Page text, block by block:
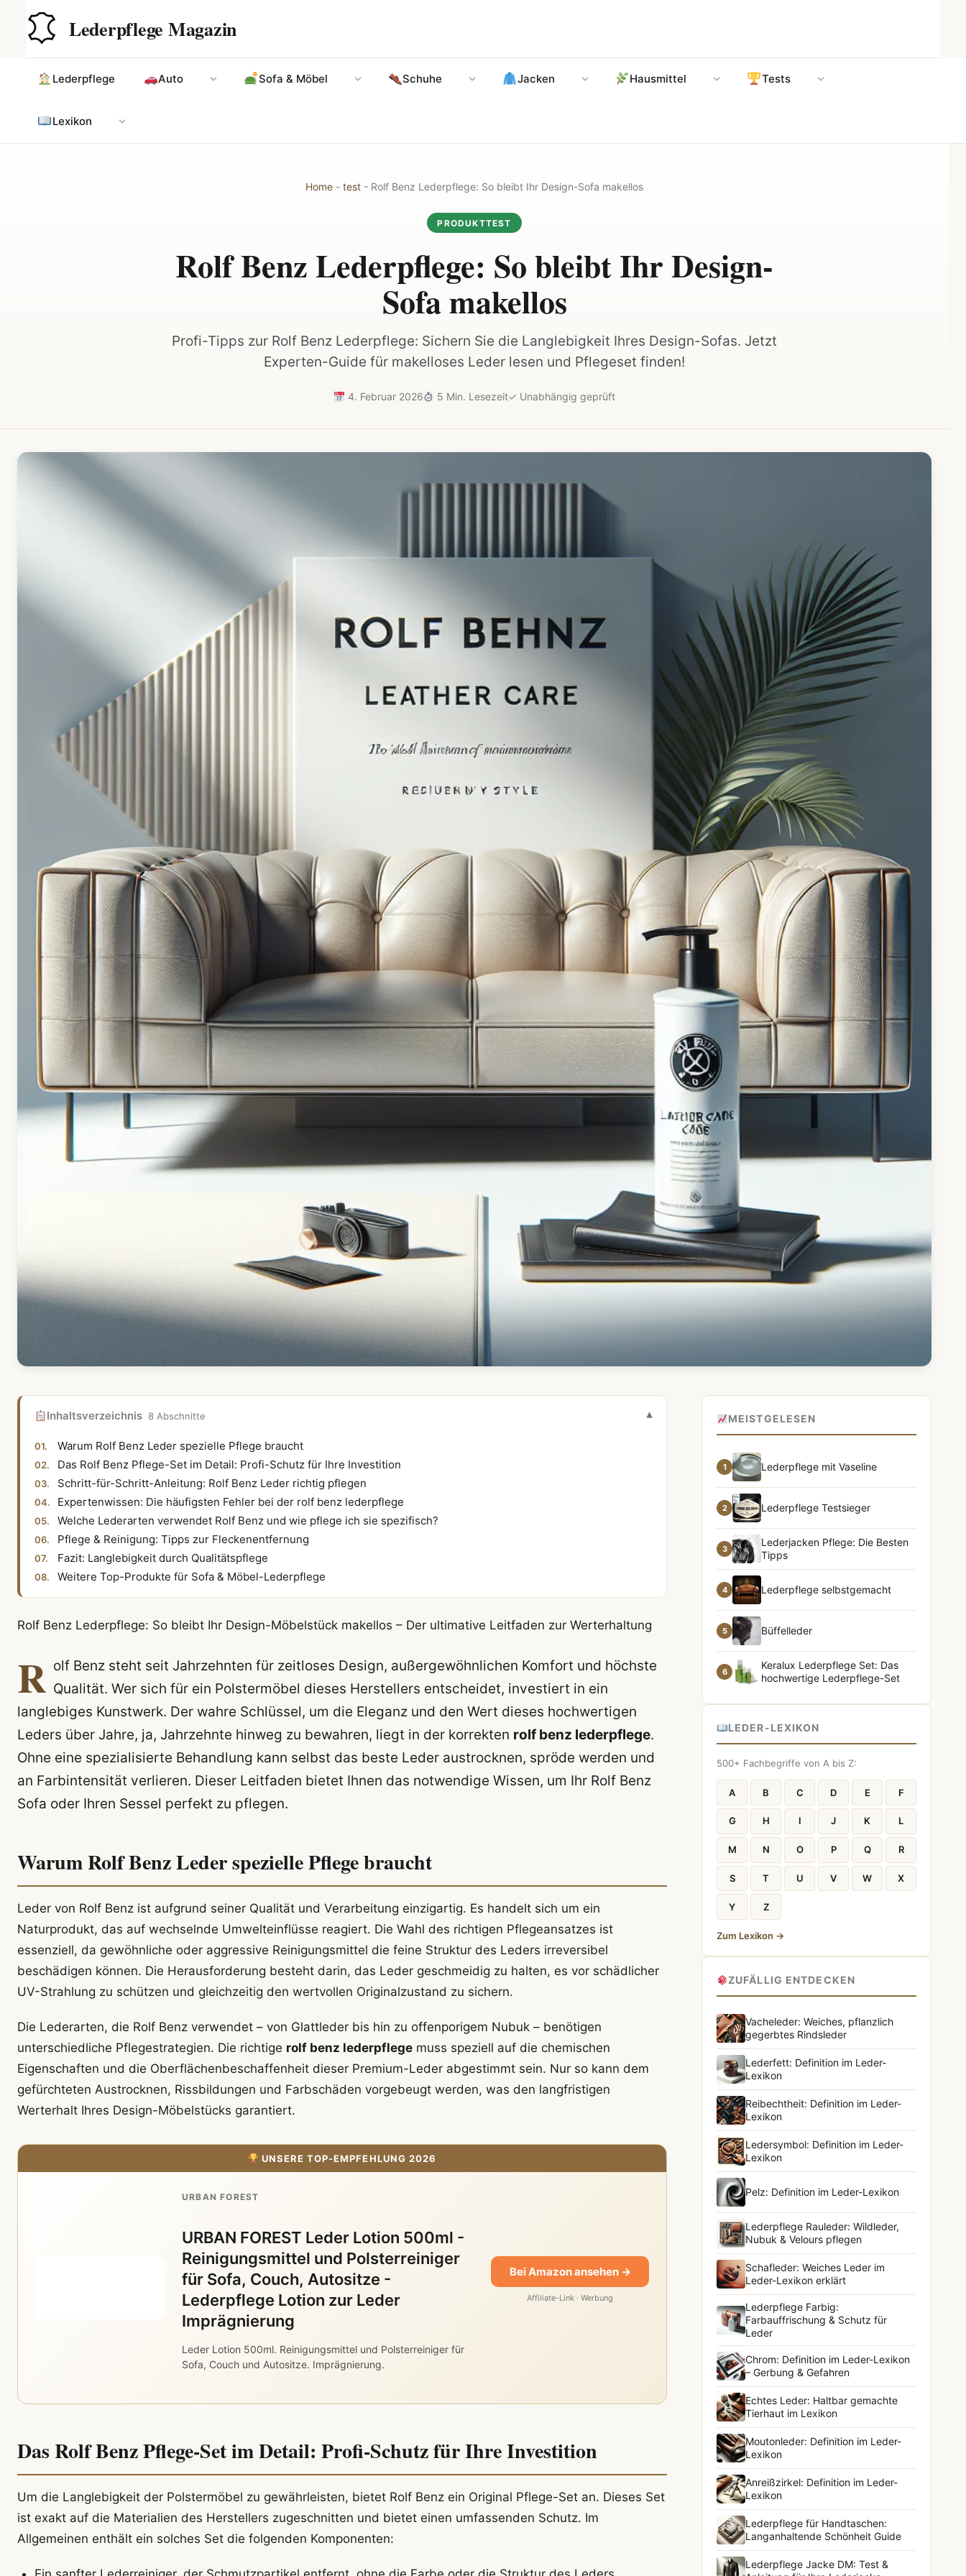
springen
Lederpflege Magazin
Lederpflege Auto Sofa & Möbel Schuhe Jacken Hausmittel Tests
Lexikon
Hauptinhalt
Home - test - Rolf Benz Lederpflege: So bleibt Ihr Design-Sofa makellos
PRODUKTTEST
Rolf Benz Lederpflege: So bleibt Ihr Design-
Sofa makellos
Profi-Tipps zur Rolf Benz Lederpflege: Sichern Sie die Langlebigkeit Ihres Design-Sofas. Jetzt
Experten-Guide für makelloses Leder lesen und Pflegeset finden!
4. Februar 2026 5 Min. Lesezeit✓ Unabhängig geprüft
Inhaltsverzeichnis 8 Abschnitte
Warum Rolf Benz Leder spezielle Pflege braucht
Das Rolf Benz Pflege-Set im Detail: Profi-Schutz für Ihre Investition
Schritt-für-Schritt-Anleitung: Rolf Benz Leder richtig pflegen
Expertenwissen: Die häufigsten Fehler bei der rolf benz lederpflege
Welche Lederarten verwendet Rolf Benz und wie pflege ich sie spezifisch?
Pflege & Reinigung: Tipps zur Fleckenentfernung
Fazit: Langlebigkeit durch Qualitätspflege
Weitere Top-Produkte für Sofa & Möbel-Lederpflege
Rolf Benz Lederpflege: So bleibt Ihr Design-Möbelstück makellos – Der ultimative Leitfaden zur Werterhaltung
R olf Benz steht seit Jahrzehnten für zeitloses Design, außergewöhnlichen Komfort und höchste
Qualität. Wer sich für ein Polstermöbel dieses Herstellers entscheidet, investiert in ein
langlebiges Kunstwerk. Der wahre Schlüssel, um die Eleganz und den Wert dieses hochwertigen
Leders über Jahre, ja, Jahrzehnte hinweg zu bewahren, liegt in der korrekten rolf benz lederpflege.
Ohne eine spezialisierte Behandlung kann selbst das beste Leder austrocknen, spröde werden und
an Farbintensität verlieren. Dieser Leitfaden bietet Ihnen das notwendige Wissen, um Ihr Rolf Benz
Sofa oder Ihren Sessel perfekt zu pflegen.
Warum Rolf Benz Leder spezielle Pflege braucht
Leder von Rolf Benz ist aufgrund seiner Qualität und Verarbeitung einzigartig. Es handelt sich um ein
Naturprodukt, das auf wechselnde Umwelteinflüsse reagiert. Die Wahl des richtigen Pflegeansatzes ist
essenziell, da gewöhnliche oder aggressive Reinigungsmittel die feine Struktur des Leders irreversibel
beschädigen können. Die Herausforderung besteht darin, das Leder geschmeidig zu halten, es vor schädlicher
UV-Strahlung zu schützen und gleichzeitig den wertvollen Originalzustand zu sichern.
Die Lederarten, die Rolf Benz verwendet – von Glattleder bis hin zu offenporigem Nubuk – benötigen
unterschiedliche Pflegestrategien. Die richtige rolf benz lederpflege muss speziell auf die chemischen
Eigenschaften und die Oberflächenbeschaffenheit dieser Premium-Leder abgestimmt sein. Nur so kann dem
gefürchteten Austrocknen, Rissbildungen und Farbschäden vorgebeugt werden, was den langfristigen
Werterhalt Ihres Design-Möbelstücks garantiert.
UNSERE TOP-EMPFEHLUNG 2026
URBAN FOREST
URBAN FOREST Leder Lotion 500ml -
Reinigungsmittel und Polsterreiniger
für Sofa, Couch, Autositze -
Lederpflege Lotion zur Leder
Imprägnierung
Leder Lotion 500ml. Reinigungsmittel und Polsterreiniger für
Sofa, Couch und Autositze. Imprägnierung.
Bei Amazon ansehen →
Affiliate-Link · Werbung
Das Rolf Benz Pflege-Set im Detail: Profi-Schutz für Ihre Investition
Um die Langlebigkeit der Polstermöbel zu gewährleisten, bietet Rolf Benz ein Original Pflege-Set an. Dieses Set
ist exakt auf die Materialien des Herstellers zugeschnitten und bietet einen umfassenden Schutz. Im
Allgemeinen enthält ein solches Set die folgenden Komponenten:
MEISTGELESEN
1 Lederpflege mit Vaseline
2 Lederpflege Testsieger
3
Lederjacken Pflege: Die Besten
Tipps
4 Lederpflege selbstgemacht
5 Büffelleder
6
Keralux Lederpflege Set: Das
hochwertige Lederpflege-Set
LEDER-LEXIKON
500+ Fachbegriffe von A bis Z:
A B C D E F
G H I J K L
M N O P Q R
S T U V W X
Y Z
Zum Lexikon →
ZUFÄLLIG ENTDECKEN
Vacheleder: Weiches, pflanzlich
gegerbtes Rindsleder
Lederfett: Definition im Leder-
Lexikon
Reibechtheit: Definition im Leder-
Lexikon
Ledersymbol: Definition im Leder-
Lexikon
Pelz: Definition im Leder-Lexikon
Lederpflege Rauleder: Wildleder,
Nubuk & Velours pflegen
Schafleder: Weiches Leder im
Leder-Lexikon erklärt
Lederpflege Farbig:
Farbauffrischung & Schutz für
Leder
Chrom: Definition im Leder-Lexikon
– Gerbung & Gefahren
Echtes Leder: Haltbar gemachte
Tierhaut im Lexikon
Moutonleder: Definition im Leder-
Lexikon
Anreißzirkel: Definition im Leder-
Lexikon
Lederpflege für Handtaschen:
Langanhaltende Schönheit Guide
Lederpflege Jacke DM: Test &